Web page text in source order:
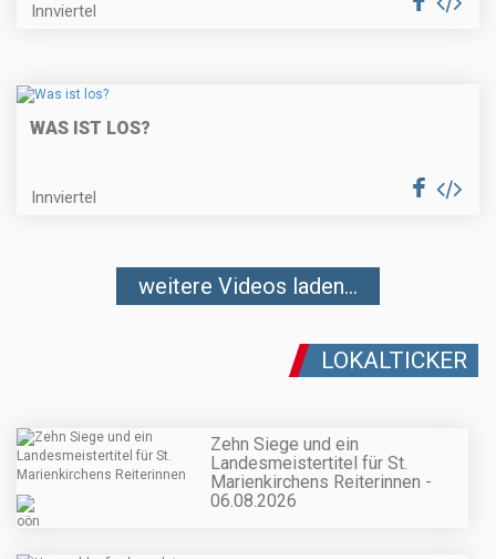
Innviertel
WAS IST LOS?
Innviertel
weitere Videos laden...
LOKALTICKER
Zehn Siege und ein
Landesmeistertitel für St.
Marienkirchens Reiterinnen -
06.08.2026